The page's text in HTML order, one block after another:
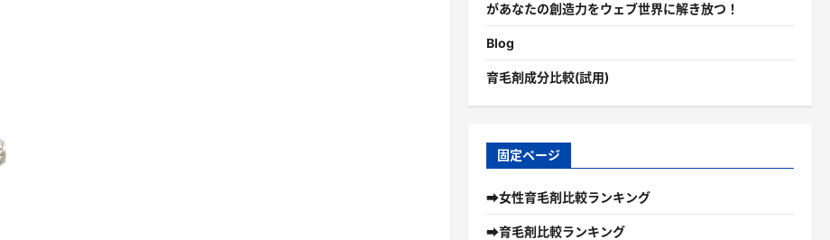
があなたの創造力をウェブ世界に解き放つ！
Blog
育毛剤成分比較(試用)
固定ページ
➡女性育毛剤比較ランキング
➡育毛剤比較ランキング